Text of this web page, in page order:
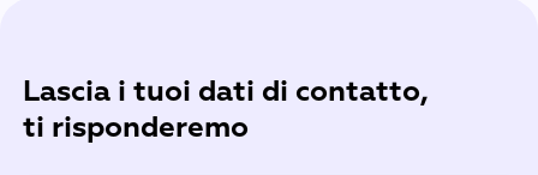
Lascia i tuoi dati di contatto,
ti risponderemo